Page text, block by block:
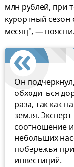
млн рублей, при
курортный сезон
месяц", —
Он
обходиться
раза, так как
земля.
соотношение
небольших
побережья
инвестиций.